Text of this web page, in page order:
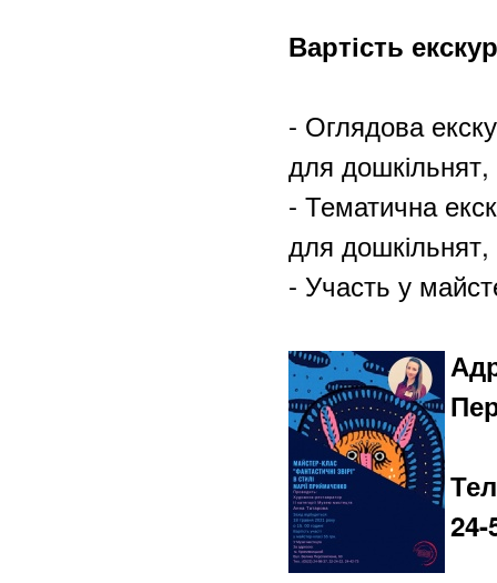
Вартість
- Оглядова
для дошкільнят,
- Тематична
для дошкільнят,
- Участь у
24-